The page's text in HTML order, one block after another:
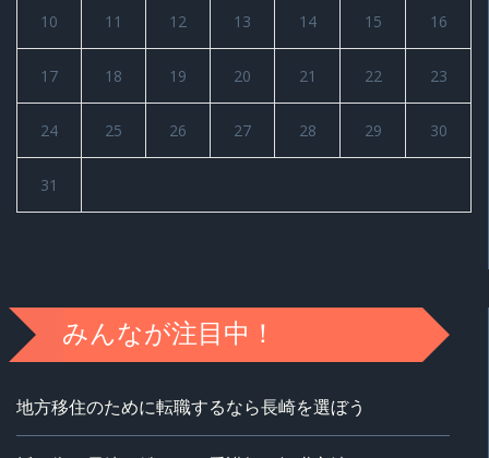
10 11 12 13 14 15 16
17 18 19 20 21 22 23
24 25 26 27 28 29 30
31
みんなが注目中！
地方移住のために転職するなら長崎を選ぼう